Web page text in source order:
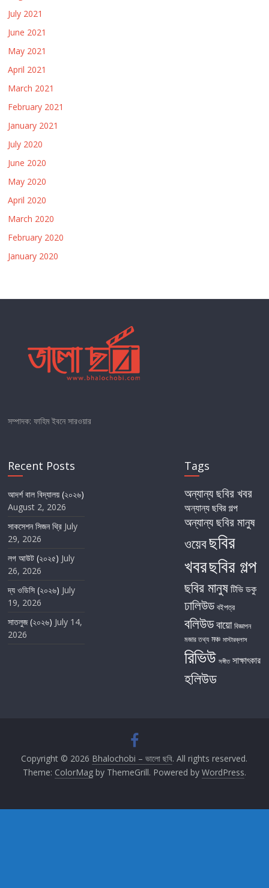
July 2021
June 2021
May 2021
April 2021
March 2021
February 2021
January 2021
July 2020
June 2020
May 2020
April 2020
March 2020
February 2020
January 2020
সম্পাদক: ফাহিম ইবনে সারওয়ার
Recent Posts
আদর্শ বাল বিদ্যালয় (২০২৬)
August 2, 2026
সাকসেশন সিজন থ্রি July
29, 2026
লগ আউট (২০২৫) July
26, 2026
দ্য ওডিসি (২০২৬) July
19, 2026
সাতলুজ (২০২৬) July 14,
2026
Tags
অন্যান্য ছবির খবর
অন্যান্য ছবির গল্প
অন্যান্য ছবির মানুষ
ওয়েবছবির
খবরছবির গল্প
ছবির মানুষটিভিডকু
ঢালিউড বইপত্র
বলিউডবায়ো বিজ্ঞাপন
মজার তথ্য মঞ্চ মাস্টারক্লাস
রিভিউ সঙ্গীত সাক্ষাৎকার
হলিউড
Copyright © 2026 Bhalochobi – ভালো ছবি. All rights reserved.
Theme: ColorMagby ThemeGrill. Powered by WordPress.